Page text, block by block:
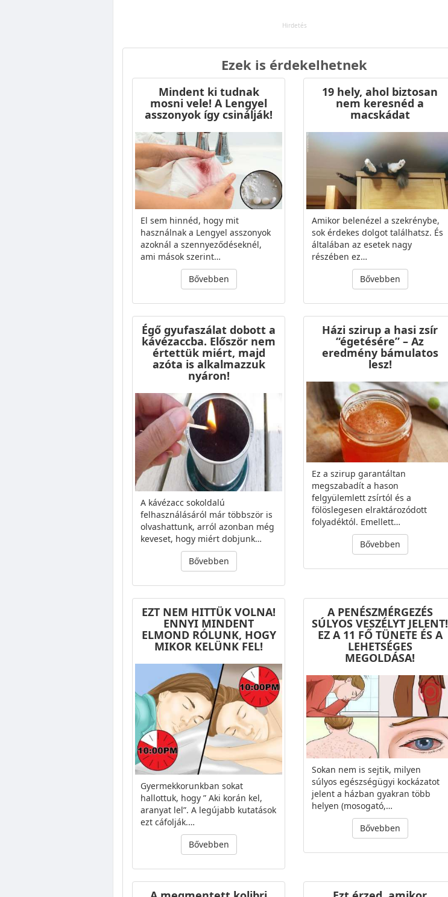
Ezek is érdekelhetnek
Mindent ki tudnak
mosni vele! A Lengyel
asszonyok így csinálják!
El sem hinnéd, hogy mit
használnak a Lengyel asszonyok
azoknál a szennyeződéseknél,
ami mások szerint…
Bővebben
19 hely, ahol biztosan
nem keresnéd a
macskádat
Amikor belenézel a szekrénybe,
sok érdekes dolgot találhatsz. És
általában az esetek nagy
részében ez…
Bővebben
Égő gyufaszálat dobott a
kávézaccba. Először nem
értettük miért, majd
azóta is alkalmazzuk
nyáron!
A kávézacc sokoldalú
felhasználásáról már többször is
olvashattunk, arról azonban még
keveset, hogy miért dobjunk…
Bővebben
Házi szirup a hasi zsír
“égetésére” – Az
eredmény bámulatos
lesz!
Ez a szirup garantáltan
megszabadít a hason
felgyülemlett zsírtól és a
fölöslegesen elraktározódott
folyadéktól. Emellett…
Bővebben
EZT NEM HITTÜK VOLNA!
ENNYI MINDENT
ELMOND RÓLUNK, HOGY
MIKOR KELÜNK FEL!
Gyermekkorunkban sokat
hallottuk, hogy ” Aki korán kel,
aranyat lel”. A legújabb kutatások
ezt cáfolják.…
Bővebben
A PENÉSZMÉRGEZÉS
SÚLYOS VESZÉLYT JELENT!
EZ A 11 FŐ TÜNETE ÉS A
LEHETSÉGES
MEGOLDÁSA!
Sokan nem is sejtik, milyen
súlyos egészségügyi kockázatot
jelent a házban gyakran több
helyen (mosogató,…
Bővebben